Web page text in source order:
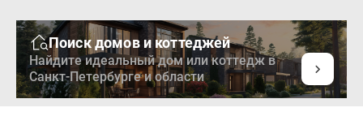
Поиск домов и коттеджей
Найдите идеальный дом или коттедж в
Санкт-Петербурге и области